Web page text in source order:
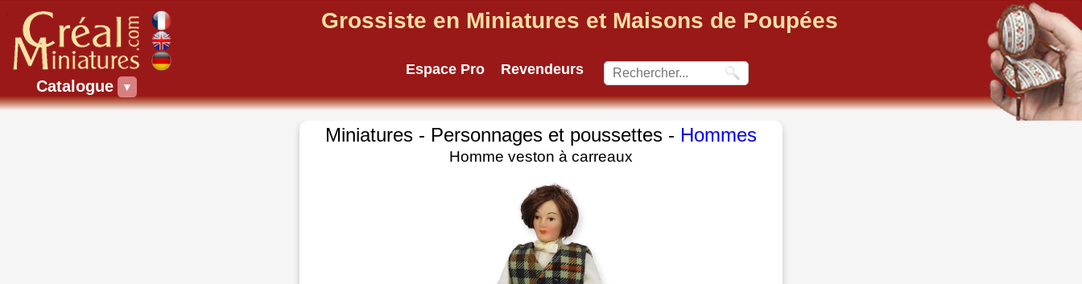
Catalogue ▼
Grossiste en Miniatures et Maisons de Poupées
Espace Pro Revendeurs
Miniatures - Personnages et poussettes - Hommes
Homme veston à carreaux